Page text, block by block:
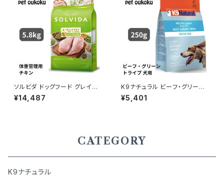
ソルビダ ドッグフード グレイン
フリー チキン 室内飼育体重管
理用 5.8kg 4562312014602
¥14,487
K9ナチュラル ビーフ・グリーント
ライプ 250g
¥5,401
CATEGORY
K9ナチュラル